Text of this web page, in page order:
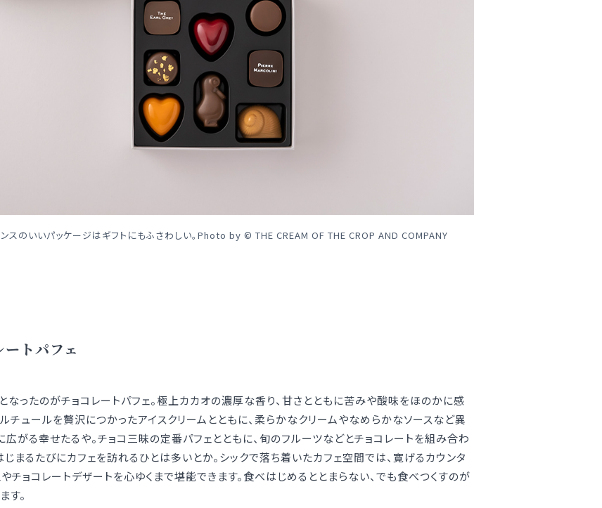
スのいいパッケージはギフトにもふさわしい。Photo by © THE CREAM OF THE CROP AND COMPANY
トパフェ
ったのがチョコレートパフェ。極上カカオの濃厚な香り、甘さとともに苦みや酸味をほのかに感
チュールを贅沢につかったアイスクリームとともに、柔らかなクリームやなめらかなソースなど異
がる幸せたるや。チョコ三昧の定番パフェとともに、旬のフルーツなどとチョコレートを組み合わ
まるたびにカフェを訪れるひとは多いとか。シックで落ち着いたカフェ空間では、寛げるカウンタ
チョコレートデザートを心ゆくまで堪能できます。食べはじめるととまらない、でも食べつくすのが
す。